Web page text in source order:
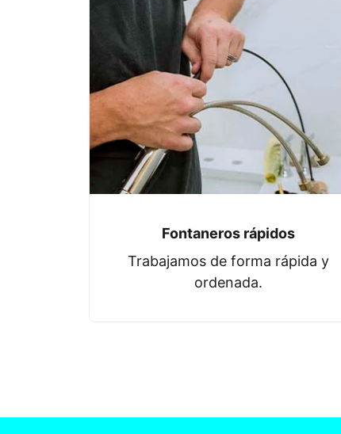
Fontaneros rápidos
Trabajamos de forma rápida y
ordenada.